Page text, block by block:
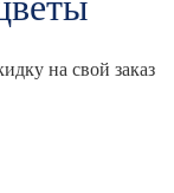
на свой заказ